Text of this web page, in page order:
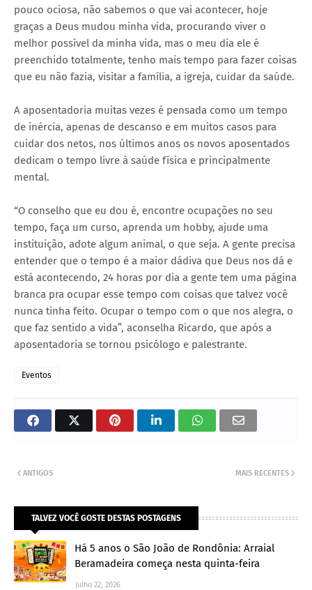
pouco ociosa, não sabemos o que vai acontecer, hoje
graças a Deus mudou minha vida, procurando viver o
melhor possível da minha vida, mas o meu dia ele é
preenchido totalmente, tenho mais tempo para fazer coisas
que eu não fazia, visitar a família, a igreja, cuidar da saúde.
A aposentadoria muitas vezes é pensada como um tempo
de inércia, apenas de descanso e em muitos casos para
cuidar dos netos, nos últimos anos os novos aposentados
dedicam o tempo livre à saúde física e principalmente
mental.
“O conselho que eu dou é, encontre ocupações no seu
tempo, faça um curso, aprenda um hobby, ajude uma
instituição, adote algum animal, o que seja. A gente precisa
entender que o tempo é a maior dádiva que Deus nos dá e
está acontecendo, 24 horas por dia a gente tem uma página
branca pra ocupar esse tempo com coisas que talvez você
nunca tinha feito. Ocupar o tempo com o que nos alegra, o
que faz sentido a vida”, aconselha Ricardo, que após a
aposentadoria se tornou psicólogo e palestrante.
Eventos
MAIS RECENTES
ANTIGOS
TALVEZ VOCÊ GOSTE DESTAS POSTAGENS
Há 5 anos o São João de Rondônia: Arraial
Beramadeira começa nesta quinta-feira
Julho 22, 2026